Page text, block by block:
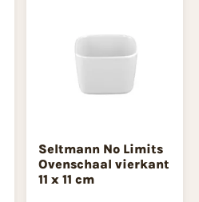
Seltmann No Limits
Ovenschaal vierkant
11 x 11 cm